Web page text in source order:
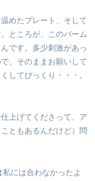
めたプレート、そして
ところが、このバーム
です。多少刺激があっ
、そのままお願いして
してびっくり・・・。
上げてくださって、ア
ともあるんだけど）問
には合わなかったよ